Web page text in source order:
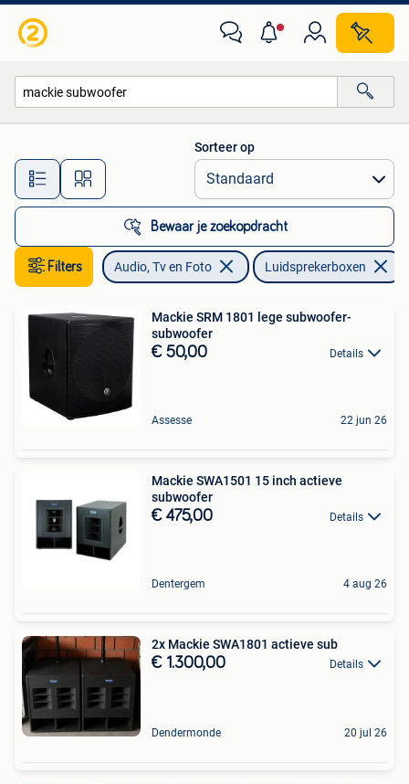
Alle afstanden…
Sorteer op
Bewaar je zoekopdracht
Filters Audio, Tv en Foto Luidsprekerboxen
Mackie SRM 1801 lege subwoofer-
subwoofer
€ 50,00 Details
Assesse 22 jun 26
Mackie SWA1501 15 inch actieve
subwoofer
€ 475,00 Details
Dentergem 4 aug 26
2x Mackie SWA1801 actieve sub
€ 1.300,00 Details
Dendermonde 20 jul 26